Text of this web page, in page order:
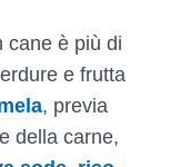
cane è più di
e frutta
, previa
della carne,